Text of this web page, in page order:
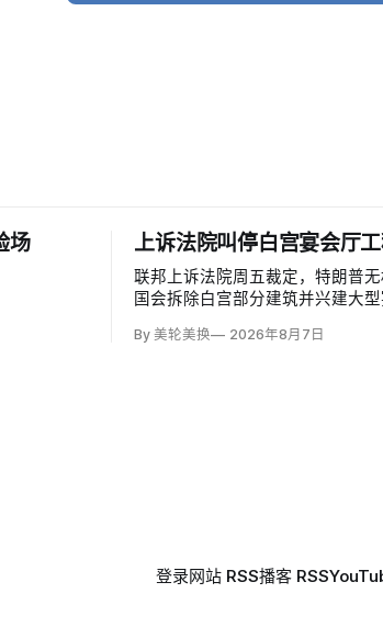
场 上诉法院叫停白宫宴会厅
联邦上诉法院周五裁定，特朗普
国会拆除白宫部分建筑并兴建大
奥巴马任命的帕特里夏·米利特法官
By 美轮美换 2026年8月7日
登录网站 RSS播客 RSS